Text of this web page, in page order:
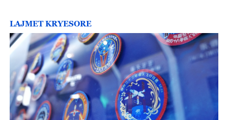
LAJMET KRYESORE